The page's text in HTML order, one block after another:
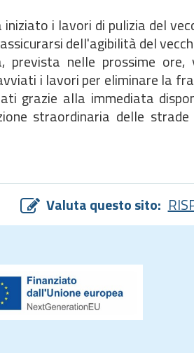
iniziato i lavori di pulizia del
dell'agibilità del
prevista nelle prossime
i lavori per eliminare la
grazie alla immediata
straordinaria delle strade
Valuta questo sito: